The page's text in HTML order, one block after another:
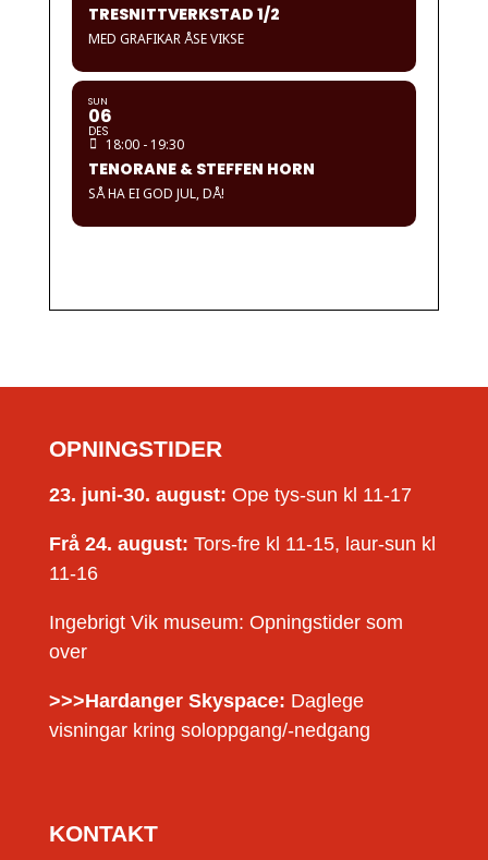
TRESNITTVERKSTAD 1/2
MED GRAFIKAR ÅSE VIKSE
SUN
06
DES
18:00 - 19:30
TENORANE & STEFFEN HORN
SÅ HA EI GOD JUL, DÅ!
OPNINGSTIDER
23. juni-30. august: Ope tys-sun kl 11-17
Frå 24. august: Tors-fre kl 11-15, laur-sun kl
11-16
Ingebrigt Vik museum: Opningstider som
over
>>>Hardanger Skyspace: Daglege
visningar kring soloppgang/-nedgang
KONTAKT